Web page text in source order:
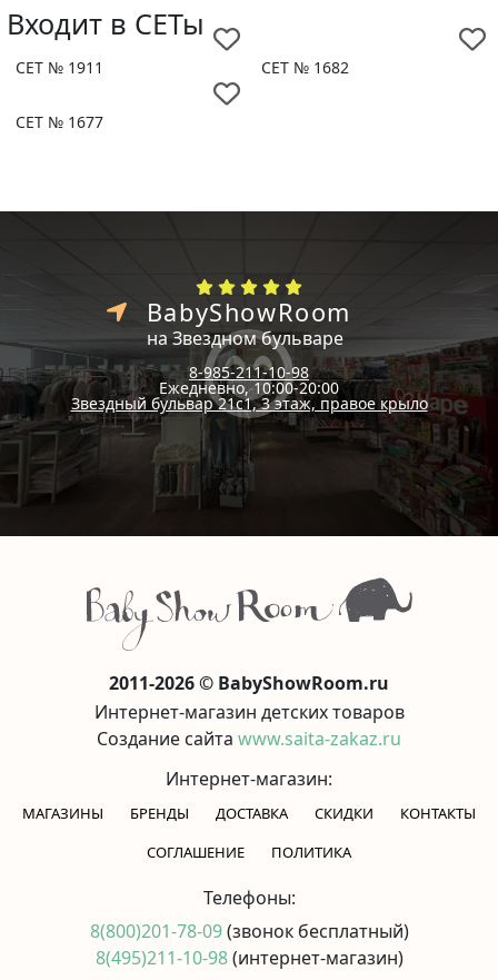
Входит в СЕТы
СЕТ № 1911 СЕТ № 1682
СЕТ № 1677
BabyShowRoom
на Звездном бульваре
8-985-211-10-98
Ежедневно, 10:00-20:00
Звездный бульвар 21с1, 3 этаж, правое крыло
2011-2026 © BabyShowRoom.ru
Интернет-магазин детских товаров
Создание сайта www.saita-zakaz.ru
Интернет-магазин:
МАГАЗИНЫ БРЕНДЫ ДОСТАВКА СКИДКИ
КОНТАКТЫ
CОГЛАШЕНИЕ
ПОЛИТИКА
Телефоны:
8(800)201-78-09(звонок бесплатный)
8(495)211-10-98(интернет-магазин)